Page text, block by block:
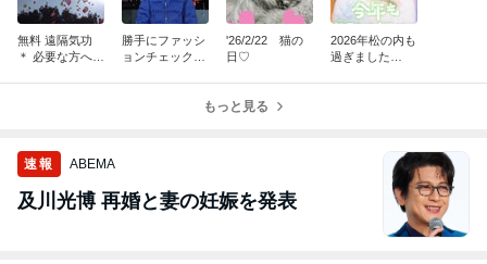
無料 遠隔気功
＊ 必要な方へ
勝手にファッシ
ョンチェック★
'26/2/22 猫の
日♡
2026年松の内も
過ぎました
もっと見る
速報 ABEMA
及川光博 再婚と妻の妊娠を発表